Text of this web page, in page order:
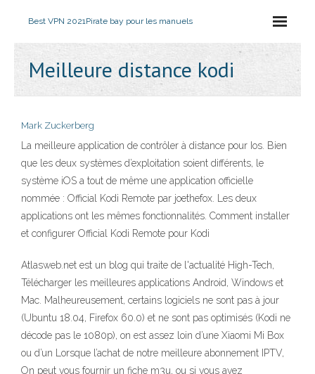
Best VPN 2021Pirate bay pour les manuels
Meilleure distance kodi
Mark Zuckerberg
La meilleure application de contrôler à distance pour Ios. Bien
que les deux systèmes d’exploitation soient différents, le
système iOS a tout de même une application officielle
nommée : Official Kodi Remote par joethefox. Les deux
applications ont les mêmes fonctionnalités. Comment installer
et configurer Official Kodi Remote pour Kodi
Atlasweb.net est un blog qui traite de l'actualité High-Tech,
Télécharger les meilleures applications Android, Windows et
Mac. Malheureusement, certains logiciels ne sont pas à jour
(Ubuntu 18.04, Firefox 60.0) et ne sont pas optimisés (Kodi ne
décode pas le 1080p), on est assez loin d’une Xiaomi Mi Box
ou d’un Lorsque l’achat de notre meilleure abonnement IPTV,
On peut vous fournir un fiche m3u, ou si vous avez